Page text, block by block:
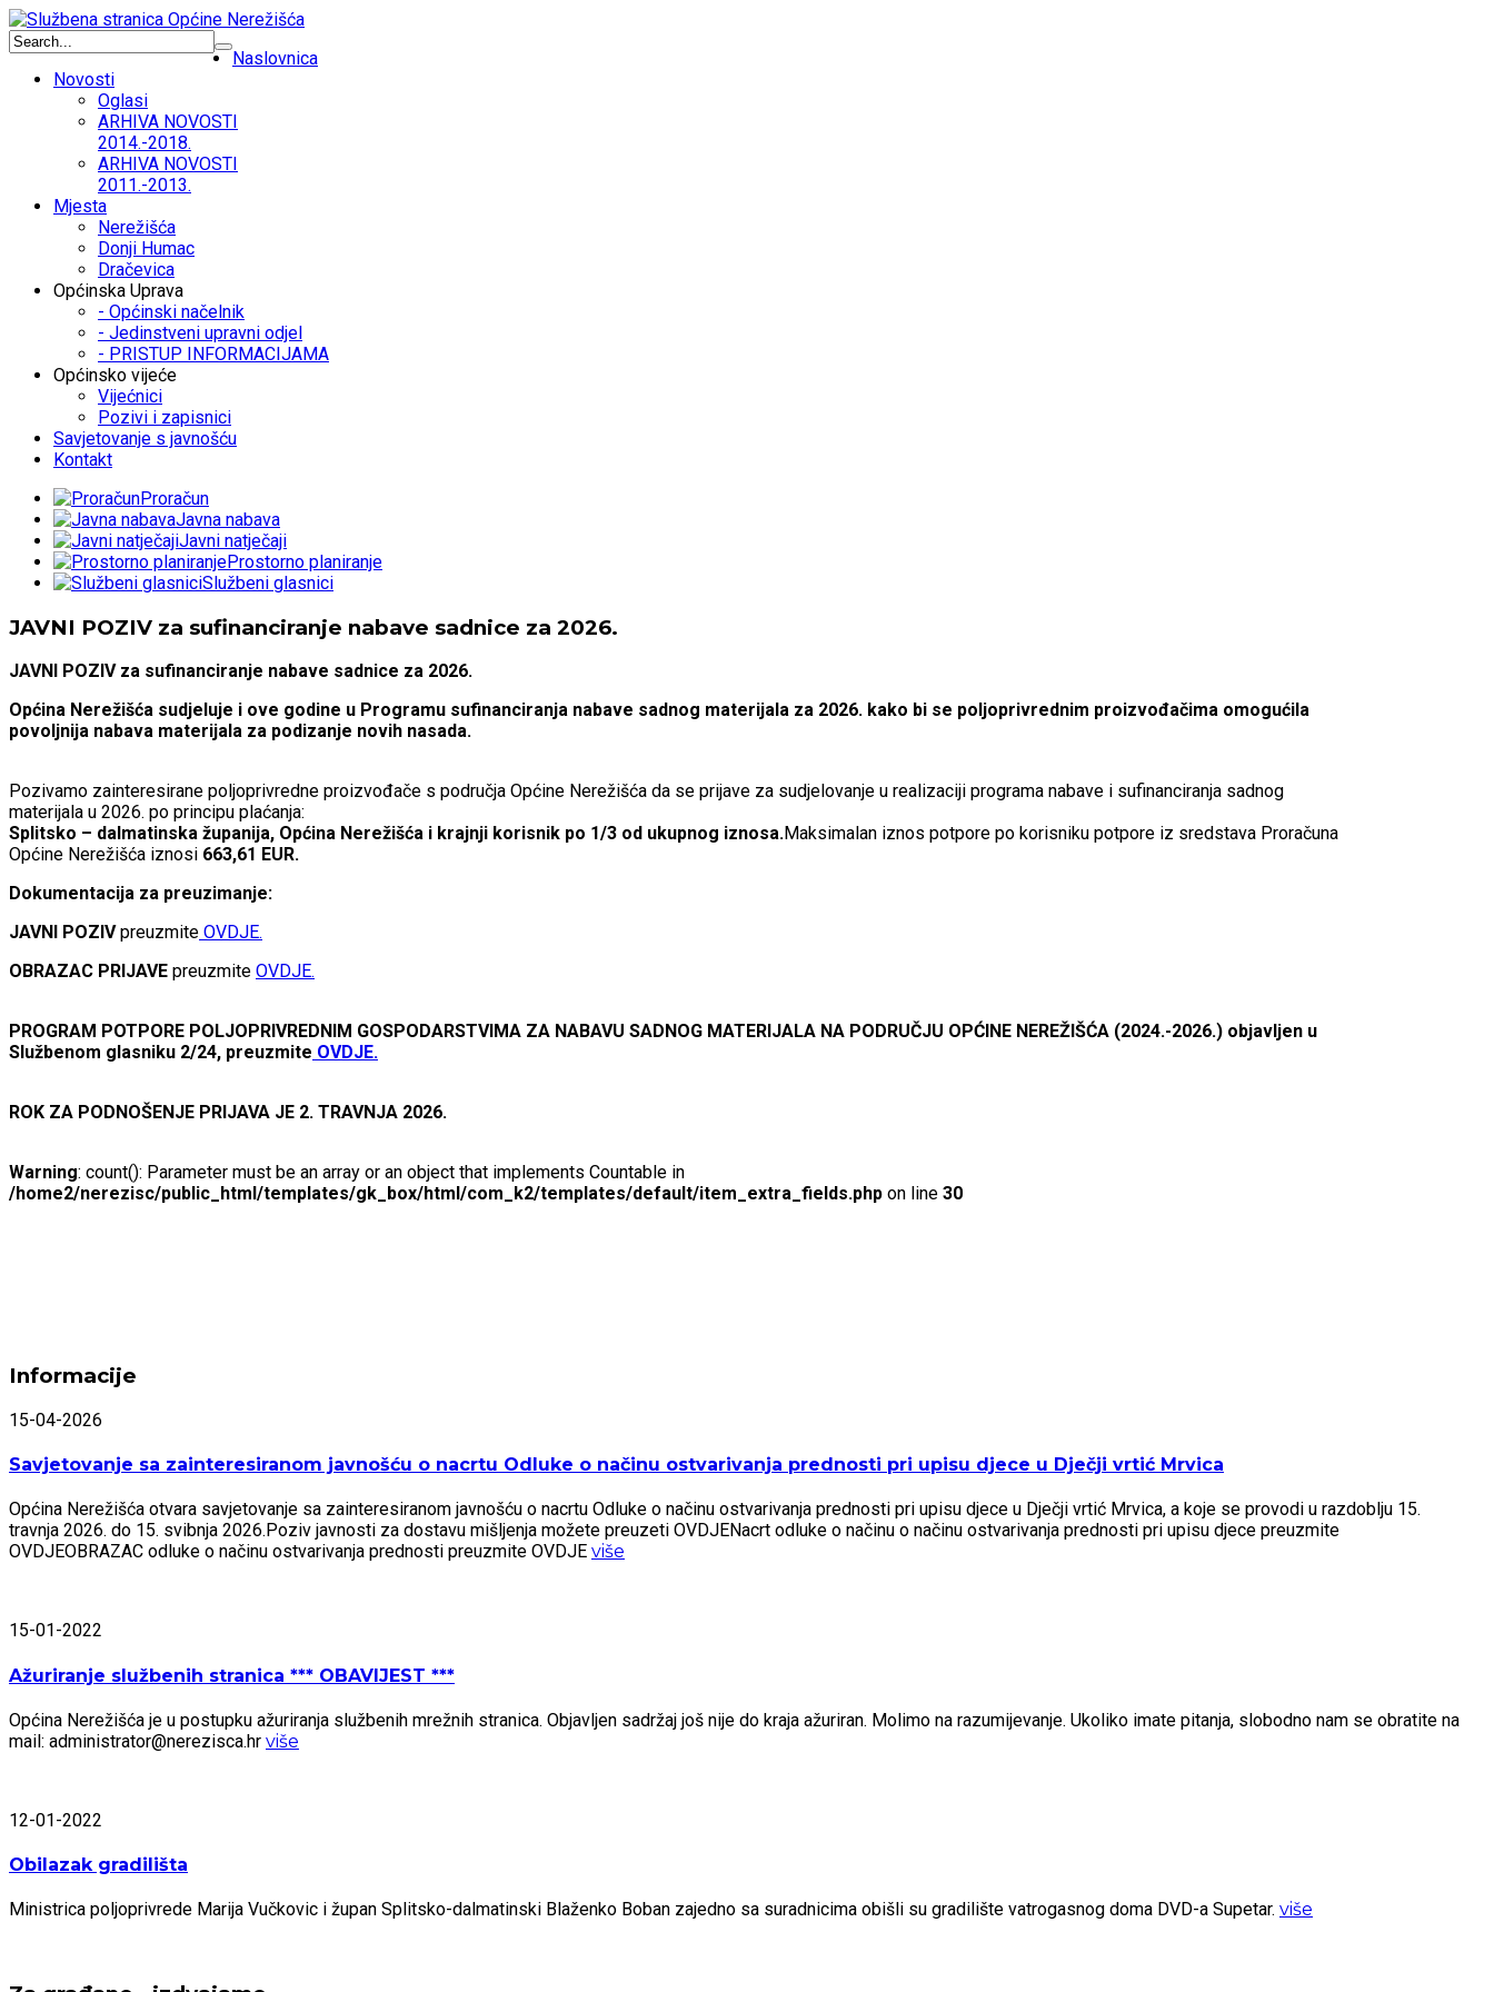
Naslovnica
Novosti
Oglasi
ARHIVA NOVOSTI
2014.-2018.
ARHIVA NOVOSTI
2011.-2013.
Mjesta
Nerežišća
Donji Humac
Dračevica
Općinska Uprava
- Općinski načelnik
- Jedinstveni upravni odjel
- PRISTUP INFORMACIJAMA
Općinsko vijeće
Vijećnici
Pozivi i zapisnici
Savjetovanje s javnošću
Kontakt
Proračun
Javna nabava
Javni natječaji
Prostorno planiranje
Službeni glasnici
JAVNI POZIV za sufinanciranje nabave sadnice za 2026.
JAVNI POZIV za sufinanciranje nabave sadnice za 2026.
Općina Nerežišća sudjeluje i ove godine u Programu sufinanciranja nabave sadnog materijala za 2026. kako bi se poljoprivrednim proizvođačima omogućila
povoljnija nabava materijala za podizanje novih nasada.
Pozivamo zainteresirane poljoprivredne proizvođače s područja Općine Nerežišća da se prijave za sudjelovanje u realizaciji programa nabave i sufinanciranja sadnog
materijala u 2026. po principu plaćanja:
Splitsko – dalmatinska županija, Općina Nerežišća i krajnji korisnik po 1/3 od ukupnog iznosa.Maksimalan iznos potpore po korisniku potpore iz sredstava Proračuna
Općine Nerežišća iznosi 663,61 EUR.
Dokumentacija za preuzimanje:
JAVNI POZIVpreuzmite OVDJE.
OBRAZAC PRIJAVE preuzmite OVDJE.
PROGRAM POTPORE POLJOPRIVREDNIM GOSPODARSTVIMA ZA NABAVU SADNOG MATERIJALA NA PODRUČJU OPĆINE NEREŽIŠĆA (2024.-2026.) objavljen u
Službenom glasniku 2/24, preuzmite OVDJE.
ROK ZA PODNOŠENJE PRIJAVA JE 2. TRAVNJA 2026.
Warning: count(): Parameter must be an array or an object that implements Countable in
/home2/nerezisc/public_html/templates/gk_box/html/com_k2/templates/default/item_extra_fields.php on line 30
Informacije
15-04-2026
Savjetovanje sa zainteresiranom javnošću o nacrtu Odluke o načinu ostvarivanja prednosti pri upisu djece u Dječji vrtić Mrvica
Općina Nerežišća otvara savjetovanje sa zainteresiranom javnošću o nacrtu Odluke o načinu ostvarivanja prednosti pri upisu djece u Dječji vrtić Mrvica, a koje se provodi u razdoblju 15.
travnja 2026. do 15. svibnja 2026.Poziv javnosti za dostavu mišljenja možete preuzeti OVDJENacrt odluke o načinu o načinu ostvarivanja prednosti pri upisu djece preuzmite
OVDJEOBRAZAC odluke o načinu ostvarivanja prednosti preuzmite OVDJE više
15-01-2022
Ažuriranje službenih stranica *** OBAVIJEST ***
Općina Nerežišća je u postupku ažuriranja službenih mrežnih stranica. Objavljen sadržaj još nije do kraja ažuriran. Molimo na razumijevanje. Ukoliko imate pitanja, slobodno nam se obratite na
mail: administrator@nerezisca.hr više
12-01-2022
Obilazak gradilišta
Ministrica poljoprivrede Marija Vučkovic i župan Splitsko-dalmatinski Blaženko Boban zajedno sa suradnicima obišli su gradilište vatrogasnog doma DVD-a Supetar. više